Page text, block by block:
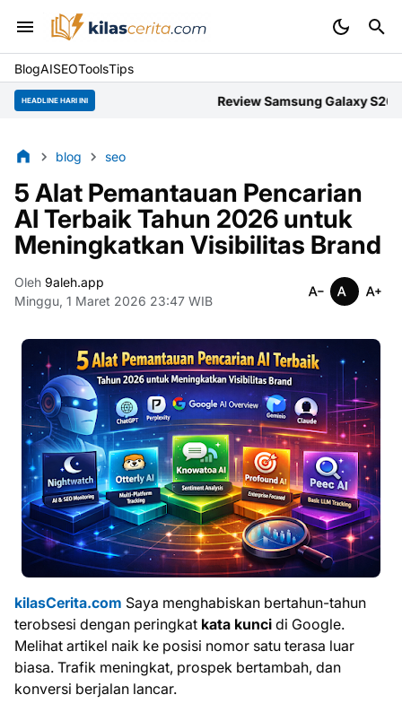
BlogAISEOToolsTips
HEADLINE HARI INI Review Samsung Galaxy S26
blog seo
5 Alat Pemantauan Pencarian
AI Terbaik Tahun 2026 untuk
Meningkatkan Visibilitas Brand
Oleh 9aleh.app
Minggu, 1 Maret 2026 23:47 WIB
kilasCerita.com Saya menghabiskan bertahun-tahun
terobsesi dengan peringkat kata kunci di Google.
Melihat artikel naik ke posisi nomor satu terasa luar
biasa. Trafik meningkat, prospek bertambah, dan
konversi berjalan lancar.